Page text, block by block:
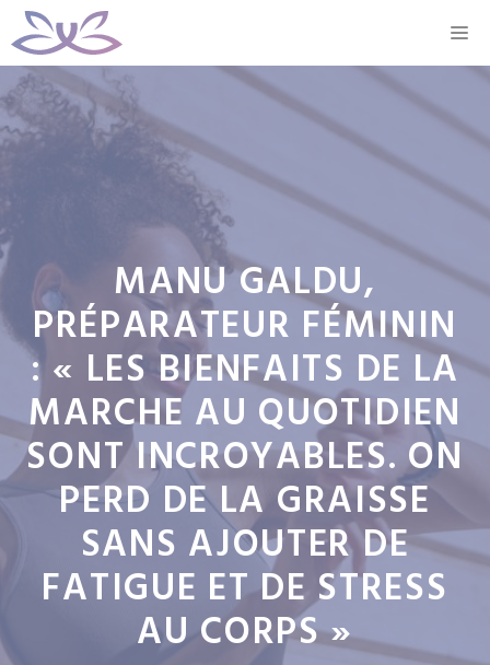
Aller
au
contenu
MANU GALDU,
PRÉPARATEUR FÉMININ
: « LES BIENFAITS DE LA
MARCHE AU QUOTIDIEN
SONT INCROYABLES. ON
PERD DE LA GRAISSE
SANS AJOUTER DE
FATIGUE ET DE STRESS
AU CORPS »